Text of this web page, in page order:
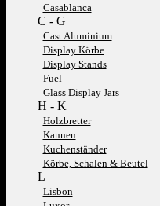
Casablanca
C - G
Cast Aluminium
Display Körbe
Display Stands
Fuel
Glass Display Jars
H - K
Holzbretter
Kannen
Kuchenständer
Körbe, Schalen & Beutel
L
Lisbon